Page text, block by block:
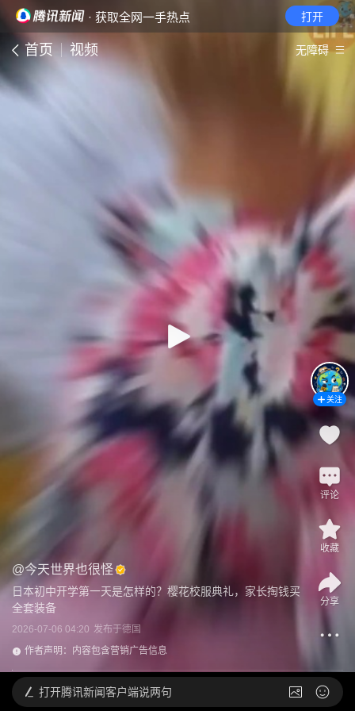
· 获取全网一手热点 打开
首页 视频 无障碍
@今天世界也很怪
日本初中开学第一天是怎样的？樱花校服典礼，家长掏钱买
全套装备
2026-07-06 04:20 发布于德国
作者声明：内容包含营销广告信息
关注
评论
收藏
分享
打开腾讯新闻客户端说两句